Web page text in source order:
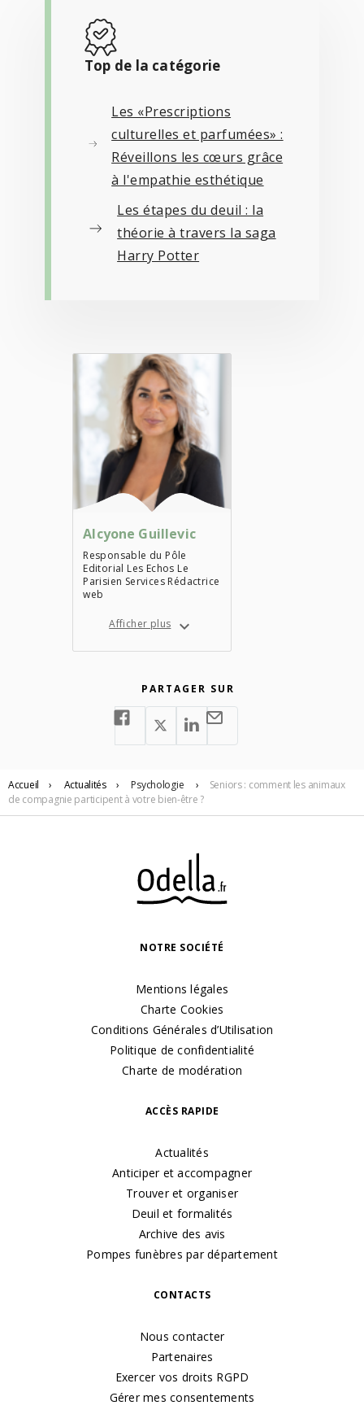
Alcyone Guillevic
Responsable du Pôle
Editorial Les Echos Le
Parisien Services Rédactrice
web
Afficher plus
PARTAGER SUR
Top de la catégorie
Les «Prescriptions
culturelles et parfumées» :
Réveillons les cœurs grâce
à l'empathie esthétique
Les étapes du deuil : la
théorie à travers la saga
Harry Potter
Accueil › Actualités › Psychologie ›
Seniors : comment les animaux
de compagnie participent à votre bien-être ?
NOTRE SOCIÉTÉ
Mentions légales
Charte Cookies
Conditions Générales d’Utilisation
Politique de confidentialité
Charte de modération
ACCÈS RAPIDE
Actualités
Anticiper et accompagner
Trouver et organiser
Deuil et formalités
Archive des avis
Pompes funèbres par département
CONTACTS
Nous contacter
Partenaires
Exercer vos droits RGPD
Gérer mes consentements